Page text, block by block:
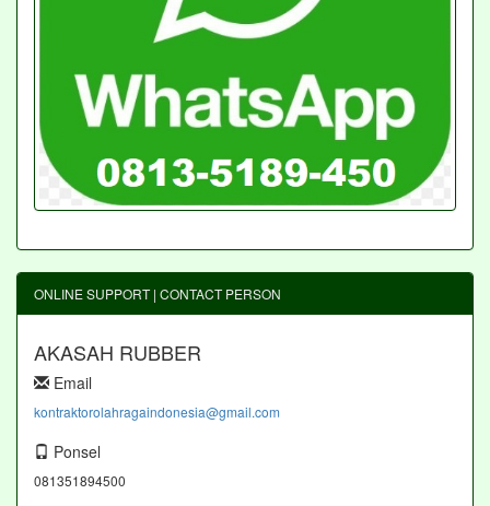
ONLINE SUPPORT | CONTACT PERSON
AKASAH RUBBER
Email
kontraktorolahragaindonesia@gmail.com
Ponsel
081351894500